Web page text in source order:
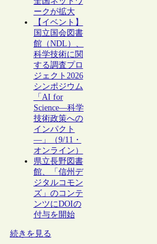
ークが拡大
【イベント】
国立国会図書
館（NDL）、
科学技術に関
する調査プロ
ジェクト2026
シンポジウム
「AI for
Science―科学
技術政策への
インパクト
―」（9/11・
オンライン）
県立長野図書
館、「信州デ
ジタルコモン
ズ」のコンテ
ンツにDOIの
付与を開始
続きを見る